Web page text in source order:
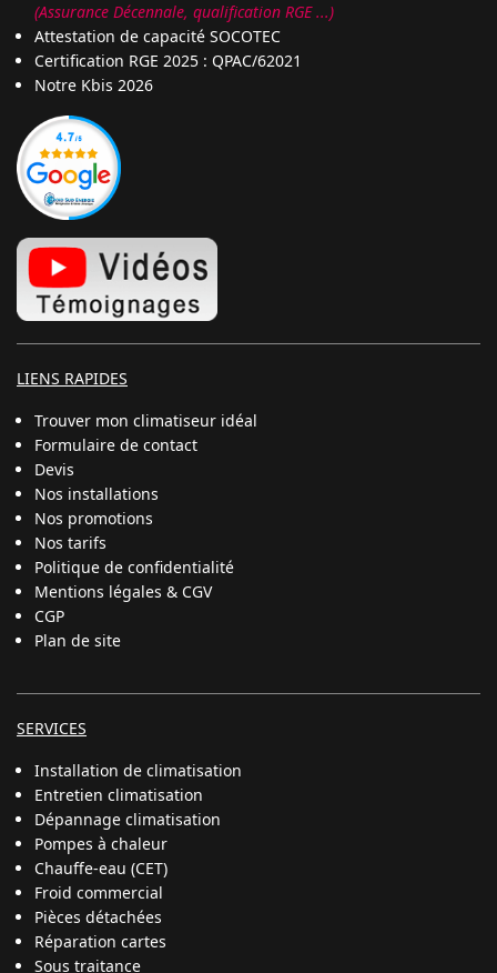
(Assurance Décennale, qualification RGE ...)
Attestation de capacité SOCOTEC
Certification RGE 2025 : QPAC/62021
Notre Kbis 2026
LIENS RAPIDES
Trouver mon climatiseur idéal
Formulaire de contact
Devis
Nos installations
Nos promotions
Nos tarifs
Politique de confidentialité
Mentions légales & CGV
CGP
Plan de site
SERVICES
Installation de climatisation
Entretien climatisation
Dépannage climatisation
Pompes à chaleur
Chauffe-eau (CET)
Froid commercial
Pièces détachées
Réparation cartes
Sous traitance